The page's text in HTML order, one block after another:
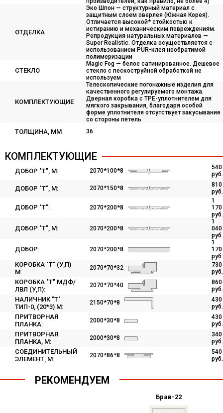
ОТДЕЛКА
Эко Шпон — структурный материал с
защитным слоем оверлея (Южная Корея).
Отличается высокой* стойкостью к
истиранию и механическим повреждениям.
Репродукция натуральных материалов —
Super Realistic. Отделка осуществляется с
использованием PUR-клея необратимой
полимеризации
СТЕКЛО
Magic Fog — белое сатинированное. Дешевое
стекло с пескоструйной обработкой не
используем
КОМПЛЕКТУЮЩИЕ
Телескопические погонажные изделия для
качественного регулируемого монтажа.
Дверная коробка с TPE-уплотнителем для
мягкого закрывания, благодаря особой
форме уплотнителя отсутствует закусывание
со стороны петель
ТОЛЩИНА, ММ 36
КОМПЛЕКТУЮЩИЕ
ДОБОР "Т", М: 2070*100*8
540
руб.
ДОБОР "Т", М: 2070*150*8
810
руб.
ДОБОР "Т": 2070*200*8
1
170
руб.
ДОБОР "Т", М: 2070*200*8
1
040
руб.
ДОБОР: 2070*200*8
1
170
руб.
КОРОБКА "Т" (У,П)
М:
2070*70*32
730
руб.
КОРОБКА "Т" МДФ/
ЛВЛ (У,П):
2070*70*40
860
руб.
НАЛИЧНИК "Т"
ТИП-0, (20*3) M:
2150*70*8
430
руб.
ПРИТВОРНАЯ
ПЛАНКА:
2000*30*8
430
руб.
ПРИТВОРНАЯ
ПЛАНКА, М:
2000*30*8
340
руб.
СОЕДИНИТЕЛЬНЫЙ
ЭЛЕМЕНТ, M:
2070*86*8
540
руб.
РЕКОМЕНДУЕМ